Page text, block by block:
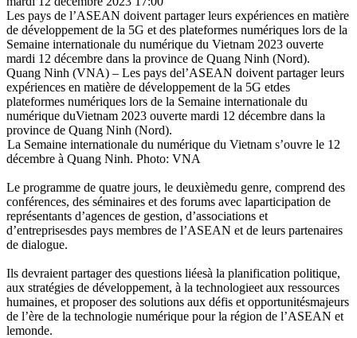
Les pays de l’ASEAN doivent partager leurs expériences en matière
de développement de la 5G et des plateformes numériques lors de la
Semaine internationale du numérique du Vietnam 2023 ouverte
mardi 12 décembre dans la province de Quang Ninh (Nord).
Quang Ninh (VNA) – Les pays del’ASEAN doivent partager leurs
expériences en matière de développement de la 5G etdes
plateformes numériques lors de la Semaine internationale du
numérique duVietnam 2023 ouverte mardi 12 décembre dans la
province de Quang Ninh (Nord).
La Semaine internationale du numérique du Vietnam s’ouvre le 12
décembre à Quang Ninh. Photo: VNA
Le programme de quatre jours, le deuxièmedu genre, comprend des
conférences, des séminaires et des forums avec laparticipation de
représentants d’agences de gestion, d’associations et
d’entreprisesdes pays membres de l’ASEAN et de leurs partenaires
de dialogue.
Ils devraient partager des questions liéesà la planification politique,
aux stratégies de développement, à la technologieet aux ressources
humaines, et proposer des solutions aux défis et opportunitésmajeurs
de l’ère de la technologie numérique pour la région de l’ASEAN et
lemonde.